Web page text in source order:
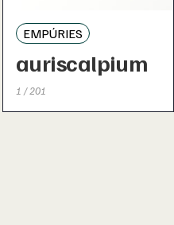
EMPÚRIES
auriscalpium
1 / 201